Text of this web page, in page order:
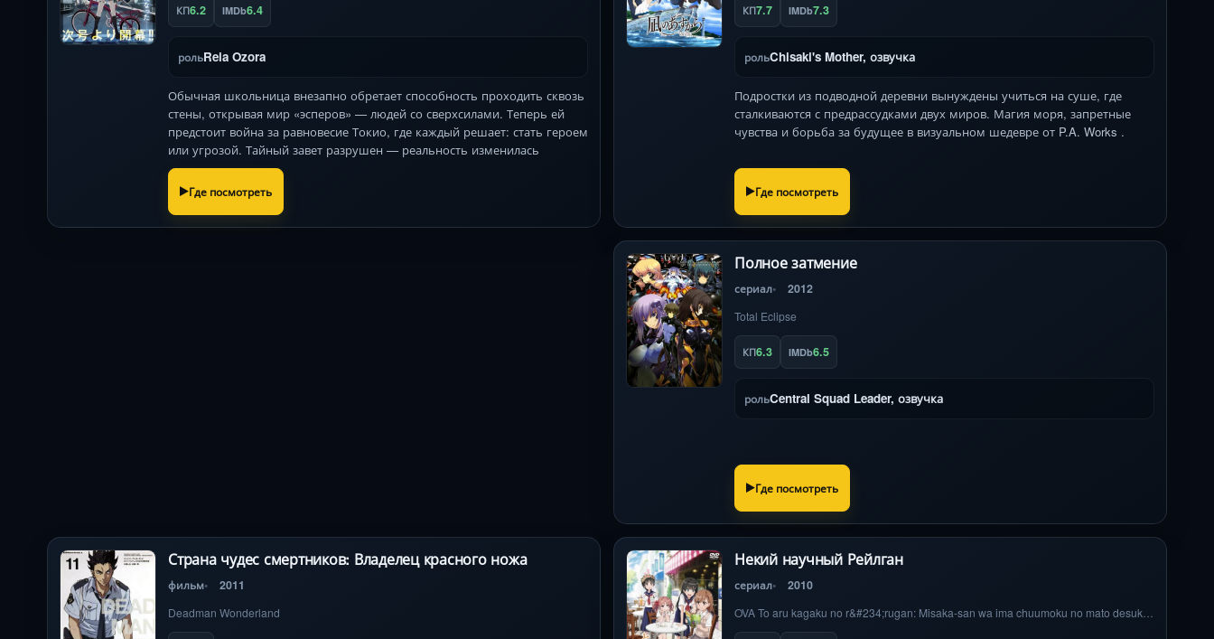
КП6.2 IMDb6.4
рольReia Ozora
Обычная школьница внезапно обретает способность проходить сквозь
стены, открывая мир «эсперов» — людей со сверхсилами. Теперь ей
предстоит война за равновесие Токио, где каждый решает: стать героем
или угрозой. Тайный завет разрушен — реальность изменилась
Где посмотреть
КП7.7 IMDb7.3
рольChisaki's Mother, озвучка
Подростки из подводной деревни вынуждены учиться на суше, где
сталкиваются с предрассудками двух миров. Магия моря, запретные
чувства и борьба за будущее в визуальном шедевре от P.A. Works .
Где посмотреть
Полное затмение
сериал 2012
Total Eclipse
КП6.3 IMDb6.5
рольCentral Squad Leader, озвучка
Где посмотреть
Страна чудес смертников: Владелец красного ножа
фильм 2011
Deadman Wonderland
Некий научный Рейлган
сериал 2010